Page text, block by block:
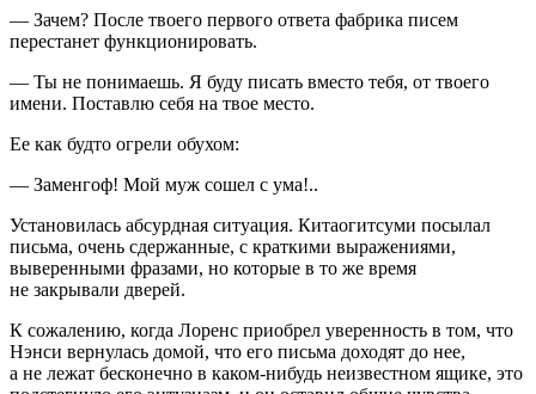
— Зачем? После твоего первого ответа фабрика писем
перестанет функционировать.
— Ты не понимаешь. Я буду писать вместо тебя, от твоего
имени. Поставлю себя на твое место.
Ее как будто огрели обухом:
— Заменгоф! Мой муж сошел с ума!..
Установилась абсурдная ситуация. Китаогитсуми посылал
письма, очень сдержанные, с краткими выражениями,
выверенными фразами, но которые в то же время
не закрывали дверей.
К сожалению, когда Лоренс приобрел уверенность в том, что
Нэнси вернулась домой, что его письма доходят до нее,
а не лежат бесконечно в каком-нибудь неизвестном ящике, это